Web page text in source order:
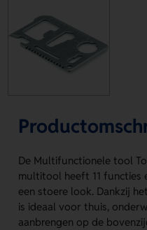
De Multifunctionele tool
multitool heeft 11 functies
een stoere look. Dankzij
is ideaal voor thuis,
aanbrengen op de